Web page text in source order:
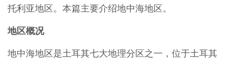
托利亚地区。本篇主要介绍地中海地区。
地区概况
地中海地区是土耳其七大地理分区之一，位于土耳其